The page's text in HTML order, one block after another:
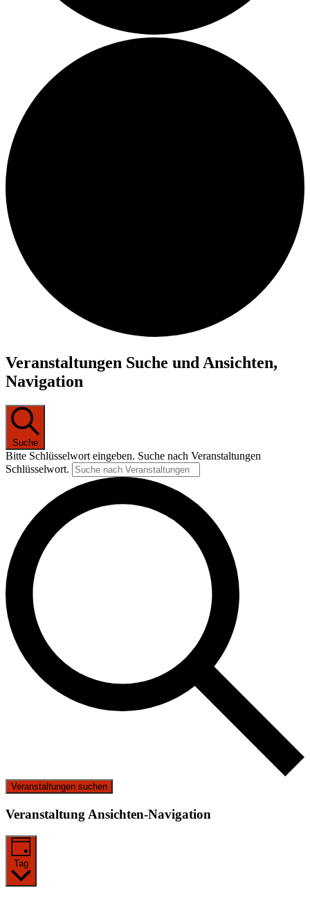
Veranstaltungen
für
April
2024
Veranstaltungen Suche und Ansichten,
Navigation
Suche
Bitte Schlüsselwort eingeben. Suche nach Veranstaltungen
Schlüsselwort.
Veranstaltungen suchen
Veranstaltung Ansichten-Navigation
Tag